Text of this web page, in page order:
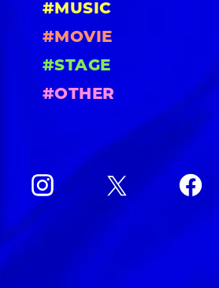
#MUSIC
#MOVIE
#STAGE
#OTHER